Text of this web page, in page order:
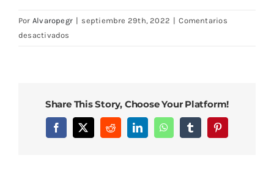
Por Alvaropegr | septiembre 29th, 2022 | Comentarios
desactivados
Share This Story, Choose Your Platform!
Facebook
X RedditLinkedInWhatsAppTumblrPinterest